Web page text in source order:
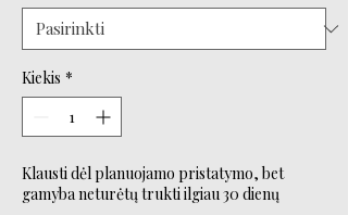
Kiekis *
Klausti dėl planuojamo pristatymo, bet
gamyba neturėtų trukti ilgiau 30 dienų